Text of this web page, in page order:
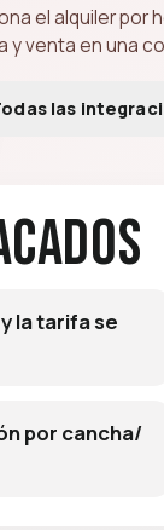
el alquiler por
venta en una
las
la tarifa se
por cancha/